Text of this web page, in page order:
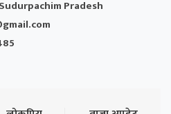
Pradesh